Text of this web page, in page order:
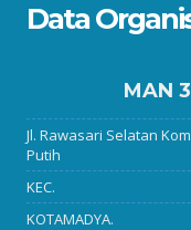
Data
MAN
Jl. Rawasari Selatan
Putih
KEC.
KOTAMADYA.